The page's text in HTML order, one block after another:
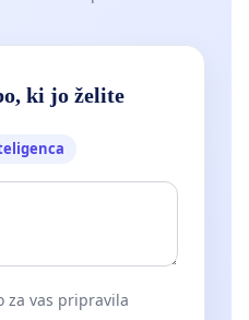
ki jo želite
za vas pripravila